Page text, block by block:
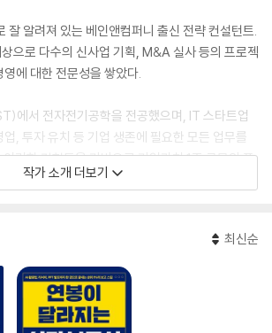
잘 알려져 있는 베인앤컴퍼니 출신 전략 컨설턴트.
으로 다수의 신사업 기획, M&A 실사 등의 프로젝
에 대한 전문성을 쌓았다.
에서 전자전기공학을 전공했으며, IT 스타트업
, 투자 유치 등 기업 생존에 필요한 모든 업무를
러한 경험들을 기반으로 기업가치 1조 규모의 플
일에서 전략 리더로 일했다.
널 〈RULE the Work〉에서는 ‘일을 지배하라’라
을 위한 실용적인 조언을 전하며, ‘리서치, 보고
강의는 패스트캠퍼스 2023년 PPT 및 보고서 분
.
작가 소개 더보기
최신순